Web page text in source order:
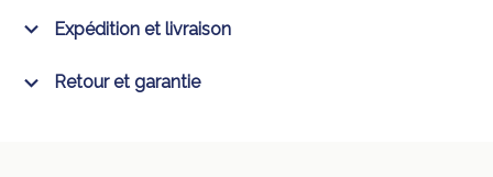
Expédition et livraison
Retour et garantie